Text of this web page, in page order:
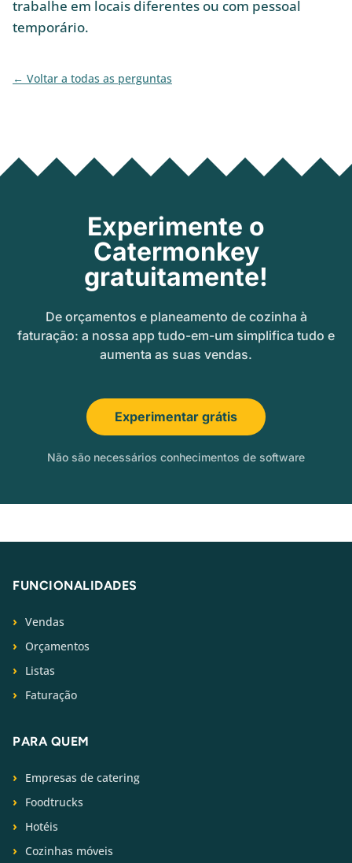
trabalhe em locais diferentes ou com pessoal
temporário.
Voltar a todas as perguntas
Experimente o
Catermonkey
gratuitamente!
De orçamentos e planeamento de cozinha à
faturação: a nossa app tudo-em-um simplifica tudo e
aumenta as suas vendas.
Experimentar grátis
Não são necessários conhecimentos de software
FUNCIONALIDADES
Vendas
Orçamentos
Listas
Faturação
PARA QUEM
Empresas de catering
Foodtrucks
Hotéis
Cozinhas móveis